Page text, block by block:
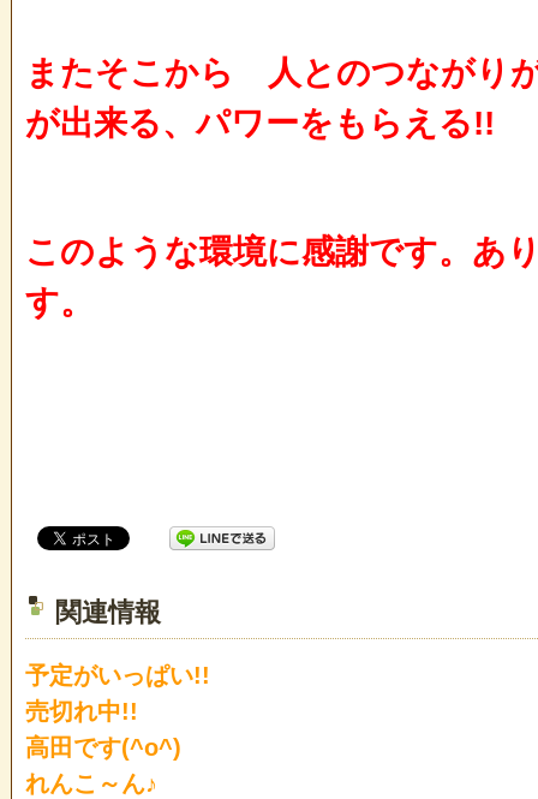
またそこから 人とのつながり
が出来る、パワーをもらえる!!
このような環境に感謝です。あ
す。
関連情報
予定がいっぱい!!
売切れ中!!
高田です(^o^)
れんこ～ん♪